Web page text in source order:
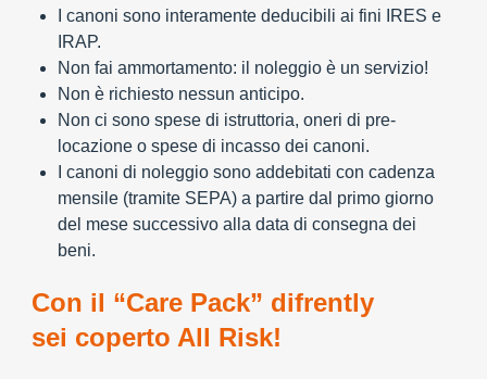
I canoni sono interamente deducibili ai fini IRES e
IRAP.
Non fai ammortamento: il noleggio è un servizio!
Non è richiesto nessun anticipo.
Non ci sono spese di istruttoria, oneri di pre-
locazione o spese di incasso dei canoni.
I canoni di noleggio sono addebitati con cadenza
mensile (tramite SEPA) a partire dal primo giorno
del mese successivo alla data di consegna dei
beni.
Con il “Care Pack” difrently
sei coperto All Risk!